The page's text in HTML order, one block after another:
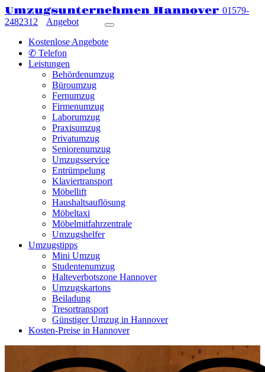
Umzugsunternehmen Hannover 01579-
2482312
Angebot
Kostenlose Angebote
✆ Telefon
Leistungen
Behördenumzug
Büroumzug
Fernumzug
Firmenumzug
Laborumzug
Praxisumzug
Privatumzug
Seniorenumzug
Umzugsservice
Entrümpelung
Klaviertransport
Möbellift
Haushaltsauflösung
Möbeltaxi
Möbelmitfahrzentrale
Umzugshelfer
Umzugstipps
Mini Umzug
Studentenumzug
Halteverbotszone Hannover
Umzugskartons
Beiladung
Tresortransport
Günstiger Umzug in Hannover
Kosten-Preise in Hannover